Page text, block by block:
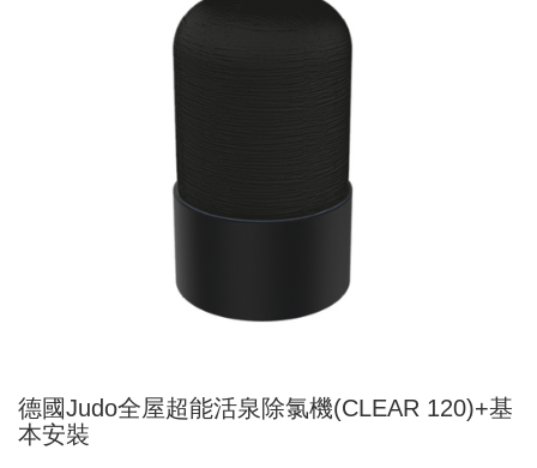
德國Judo全屋超能活泉除氯機(CLEAR 120)+基
本安裝